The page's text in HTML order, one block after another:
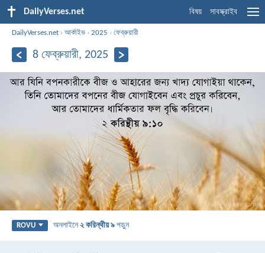
DailyVerses.net বিষয় সাবস্ক্রাইব
DailyVerses.net ›আর্কাইভ›2025 ›ফেব্রুয়ারী
8 ফেব্রুয়ারী, 2025
ROVU অনলাইনে২ করিন্থীয় ৯ পড়ুন